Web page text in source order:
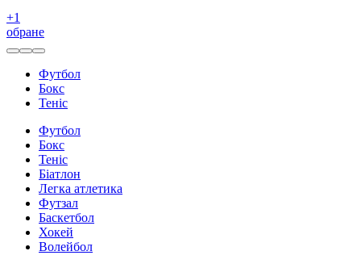
+1
обране
Футбол
Бокс
Теніс
Футбол
Бокс
Теніс
Біатлон
Легка атлетика
Футзал
Баскетбол
Хокей
Волейбол